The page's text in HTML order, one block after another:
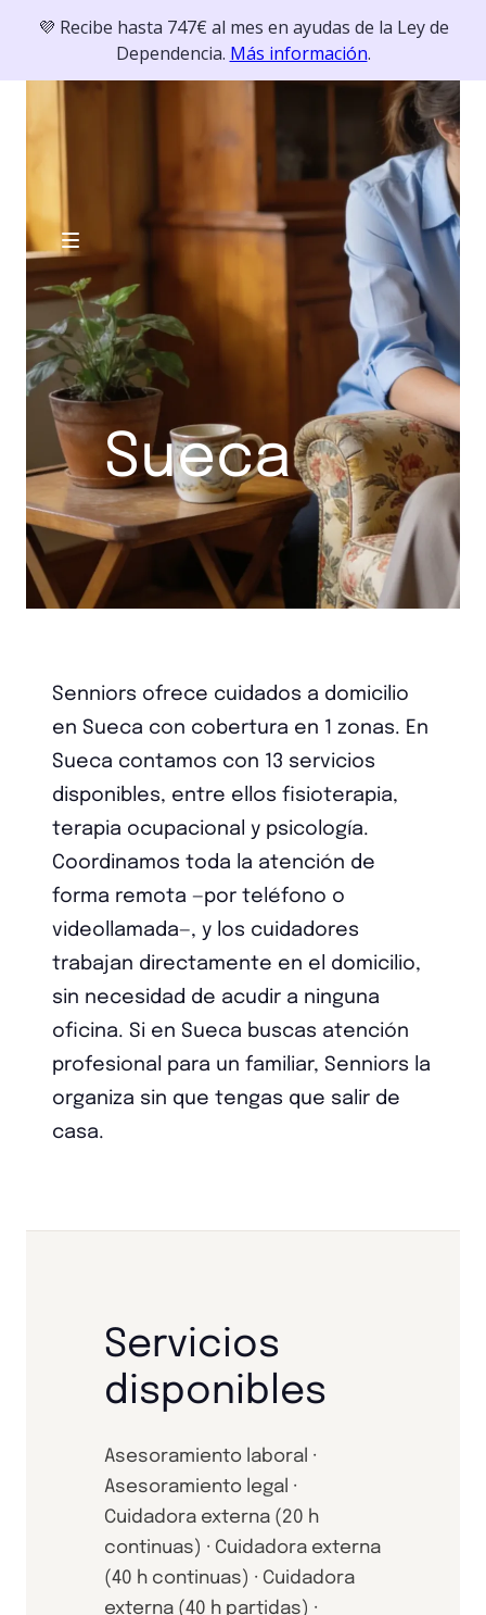
💜 Recibe hasta 747€ al mes en ayudas de la Ley de
Dependencia. Más información.
Sueca
Senniors ofrece cuidados a domicilio
en Sueca con cobertura en 1 zonas. En
Sueca contamos con 13 servicios
disponibles, entre ellos fisioterapia,
terapia ocupacional y psicología.
Coordinamos toda la atención de
forma remota —por teléfono o
videollamada—, y los cuidadores
trabajan directamente en el domicilio,
sin necesidad de acudir a ninguna
oficina. Si en Sueca buscas atención
profesional para un familiar, Senniors la
organiza sin que tengas que salir de
casa.
Servicios
disponibles
Asesoramiento laboral ·
Asesoramiento legal ·
Cuidadora externa (20 h
continuas) · Cuidadora externa
(40 h continuas) · Cuidadora
externa (40 h partidas) ·